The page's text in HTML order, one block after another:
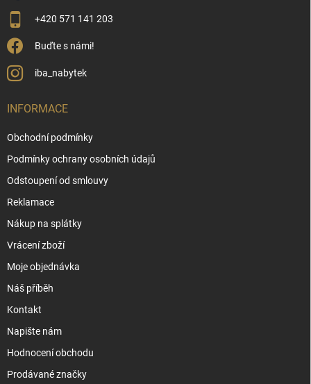
+420 571 141 203
Buďte s námi!
iba_nabytek
INFORMACE
Obchodní podmínky
Podmínky ochrany osobních údajů
Odstoupení od smlouvy
Reklamace
Nákup na splátky
Vrácení zboží
Moje objednávka
Náš příběh
Kontakt
Napište nám
Hodnocení obchodu
Prodávané značky